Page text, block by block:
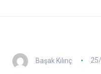
Başak Kılınç